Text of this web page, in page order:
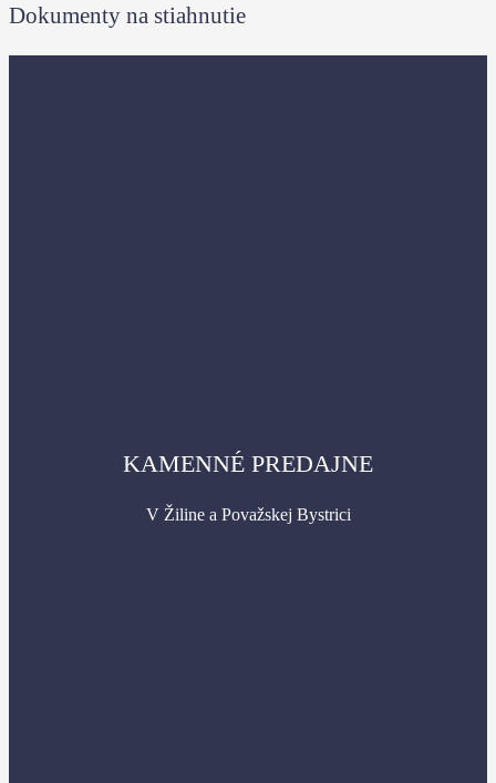
Dokumenty na stiahnutie
KAMENNÉ PREDAJNE
V Žiline a Považskej Bystrici